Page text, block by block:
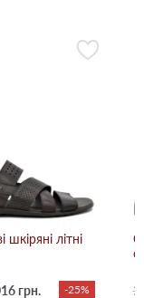
шкіряні літні
грн. -25% 2